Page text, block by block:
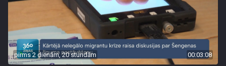
pirms 2 dienām, 20 stundām 00:03:08